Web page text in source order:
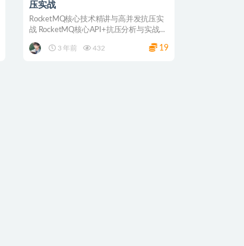
压实战
RocketMQ核心技术精讲与高并发抗压实
战 RocketMQ核心API+抗压分析与实战
3 年前
432 19